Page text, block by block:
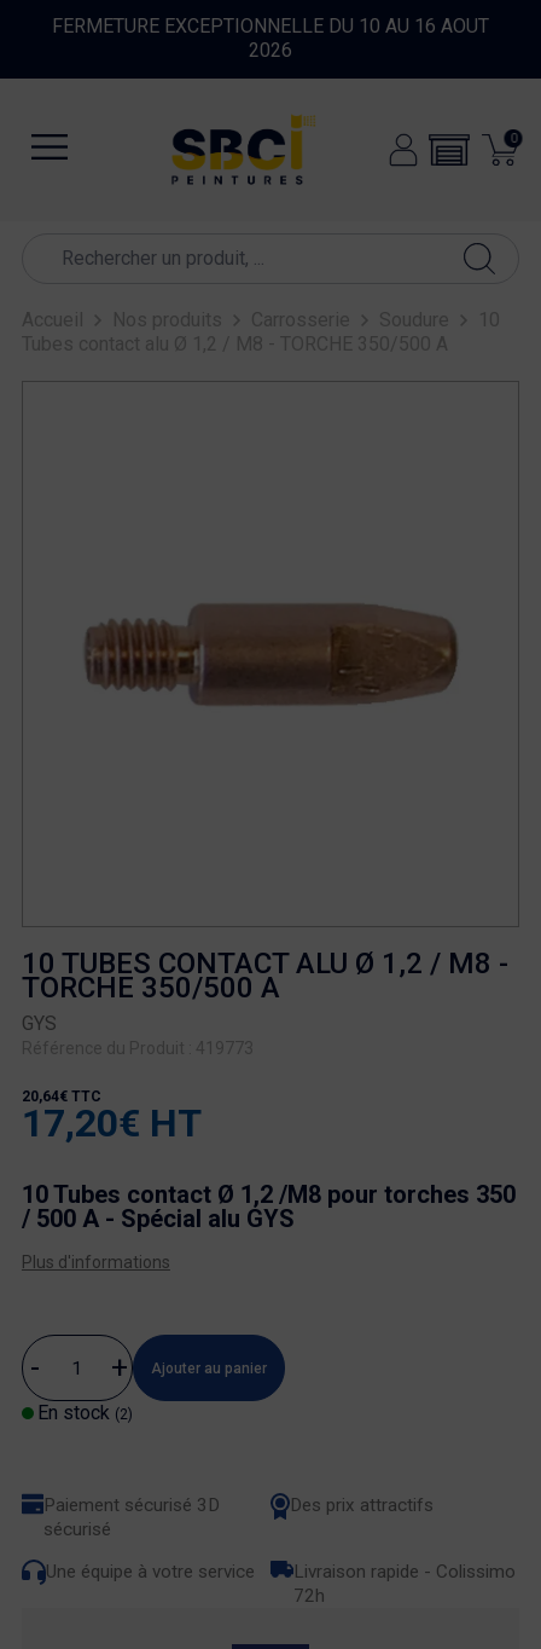
FERMETURE EXCEPTIONNELLE DU 10 AU 16 AOUT
2026
0
Accueil Nos produits Carrosserie Soudure
10
Tubes contact alu Ø 1,2 / M8 - TORCHE 350/500 A
10 TUBES CONTACT ALU Ø 1,2 / M8 -
TORCHE 350/500 A
GYS
Référence du Produit : 419773
17,20€ HT
20,64€ TTC
10 Tubes contact Ø 1,2 /M8 pour torches 350
/ 500 A - Spécial alu GYS
Plus d'informations
Ajouter au panier
En stock (2)
Paiement sécurisé 3D
sécurisé
Des prix attractifs
Une équipe à votre service
Livraison rapide - Colissimo
72h